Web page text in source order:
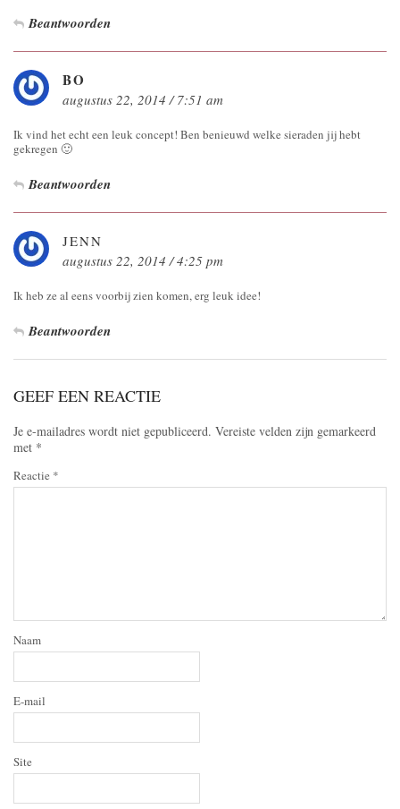
Beantwoorden
BO
augustus 22, 2014 / 7:51 am
Ik vind het echt een leuk concept! Ben benieuwd welke sieraden jij hebt
gekregen 🙂
Beantwoorden
JENN
augustus 22, 2014 / 4:25 pm
Ik heb ze al eens voorbij zien komen, erg leuk idee!
Beantwoorden
GEEF EEN REACTIE
Je e-mailadres wordt niet gepubliceerd. Vereiste velden zijn gemarkeerd
met *
Reactie *
Naam
E-mail
Site